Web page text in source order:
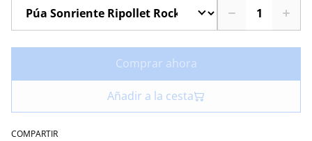
Comprar ahora
Añadir a la cesta
COMPARTIR